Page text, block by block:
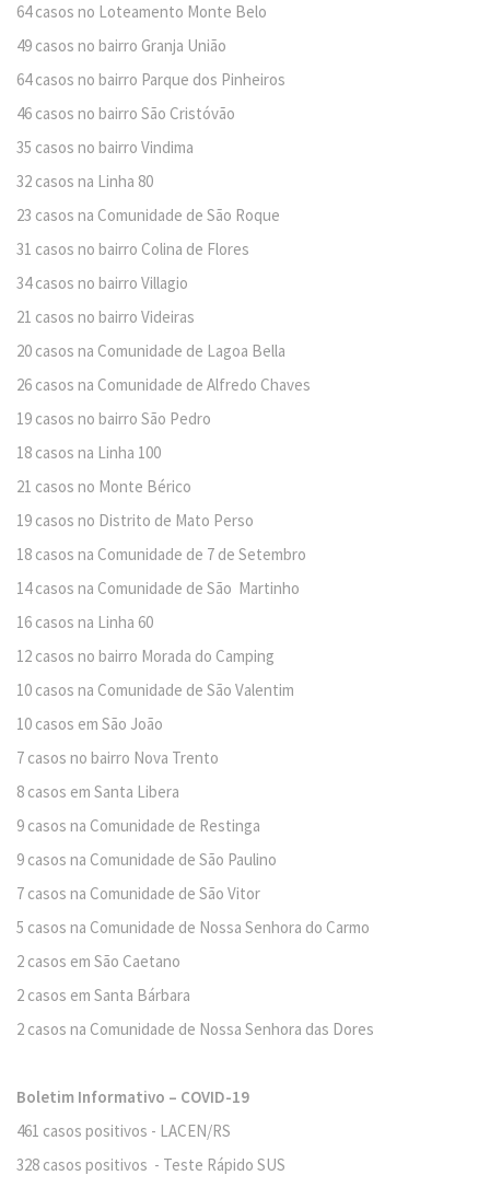
64 casos no Loteamento Monte Belo
49 casos no bairro Granja União
64 casos no bairro Parque dos Pinheiros
46 casos no bairro São Cristóvão
35 casos no bairro Vindima
32 casos na Linha 80
23 casos na Comunidade de São Roque
31 casos no bairro Colina de Flores
34 casos no bairro Villagio
21 casos no bairro Videiras
20 casos na Comunidade de Lagoa Bella
26 casos na Comunidade de Alfredo Chaves
19 casos no bairro São Pedro
18 casos na Linha 100
21 casos no Monte Bérico
19 casos no Distrito de Mato Perso
18 casos na Comunidade de 7 de Setembro
14 casos na Comunidade de São Martinho
16 casos na Linha 60
12 casos no bairro Morada do Camping
10 casos na Comunidade de São Valentim
10 casos em São João
7 casos no bairro Nova Trento
8 casos em Santa Libera
9 casos na Comunidade de Restinga
9 casos na Comunidade de São Paulino
7 casos na Comunidade de São Vitor
5 casos na Comunidade de Nossa Senhora do Carmo
2 casos em São Caetano
2 casos em Santa Bárbara
2 casos na Comunidade de Nossa Senhora das Dores
Boletim Informativo – COVID-19
461 casos positivos - LACEN/RS
328 casos positivos - Teste Rápido SUS